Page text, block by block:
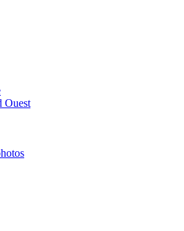
Ouest